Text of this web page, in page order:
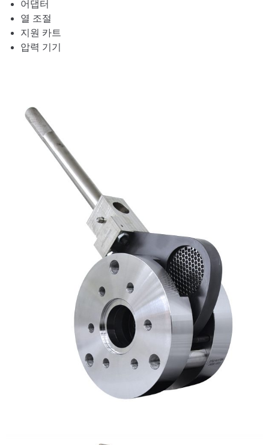
어댑터
열 조절
지원 카트
압력 기기